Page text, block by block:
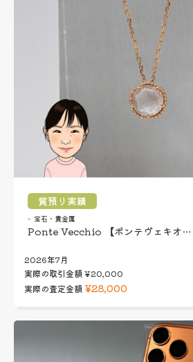
質預り実績
宝石・貴金属
Ponte Vecchio 【ポンテヴェキオ…
2026年7月
実際の取引金額¥20,000
実際の査定金額 ¥28,000